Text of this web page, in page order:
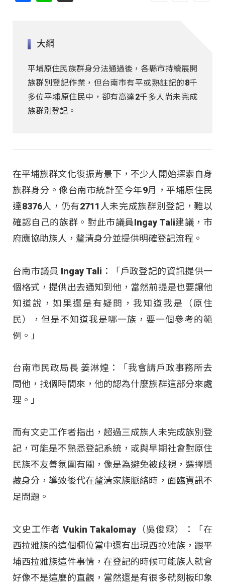
大綱
平埔原住民族群身分法通過後，各縣市持續展開
族群別登記作業，但台南市有平或熟註記的8千
多位平埔原住民中，卻有高達2千多人尚未完成
族群別登記。
在平埔族群文化復振背景下，不少人開始探索自身
族群身分。像台南市統計至今年9月，平埔原住民
達8376人，仍有2711人未完成族群別登記，難以
確認自己的族群。對此市議員Ingay Tali建議，市
府應協助族人，釐清身分並提供明確登記流程。
台南市議員 Ingay Tali：「戶政登記的資訊提供一
個格式，提供出去通知到他，當然前提是也要讓他
知道說，如果還是有疑問，我知道我是（原住
民），但是不知道我是哪一族，要一個參考的範
例。」
台南市民政局長 姜淋煌：「我會請戶政事務所去
問他，找個時間來，他的認為什麼族群這部分來處
理。」
而有文史工作者指出，超過三成族人未完成族別登
記，可能是不熟悉登記系統，或與早期社會對原住
民族不友善氛圍有關，像是為避免被歧視，選擇隱
藏身分，導致後代在釐清家族脈絡時，面臨資訊不
足問題。
文史工作者 Vukin Takalomay（吳俊霖）：「在
西拉雅族的這個欄位當中還有出現西拉雅族，跟平
埔西拉雅族這件事情，在登記的時候可能族人就會
好像不是這麼的直觀，當然還是有很多就刻板印象